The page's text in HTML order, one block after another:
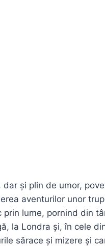
și plin de umor,
aventurilor unor
lume, pornind din
la Londra și, în cele
sărace și mizere și